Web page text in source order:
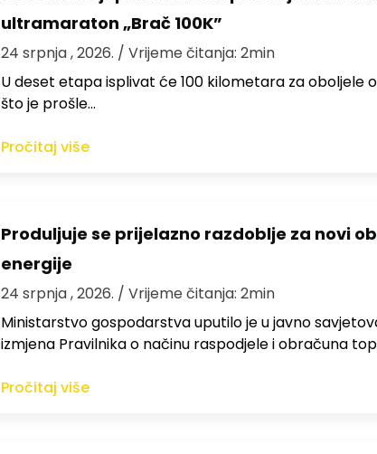
ultramaraton „Brač 100K”
24 srpnja , 2026. / Vrijeme čitanja: 2min
U deset etapa isplivat će 100 kilometara za oboljele
što je prošle…
Pročitaj više
Produljuje se prijelazno razdoblje za novi
energije
24 srpnja , 2026. / Vrijeme čitanja: 2min
Ministarstvo gospodarstva uputilo je u javno
izmjena Pravilnika o načinu raspodjele i obračuna
Pročitaj više